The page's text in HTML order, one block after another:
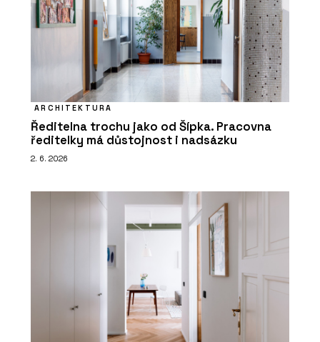
ARCHITEKTURA
Ředitelna trochu jako od Šípka. Pracovna
ředitelky má důstojnost i nadsázku
2. 6. 2026